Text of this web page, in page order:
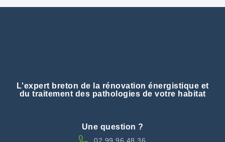
L'expert breton de la rénovation énergistique et
du traitement des pathologies de votre habitat
Une question ?